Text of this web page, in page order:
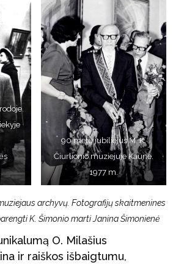
90 metų jubiliejus M. K.
Čiurlionio muziejuje Kaune.
1977 m.
archyvų. Fotografijų skaitmenines
K. Šimonio marti Janina Šimonienė
O. Milašius
ir raiškos išbaigtumu,